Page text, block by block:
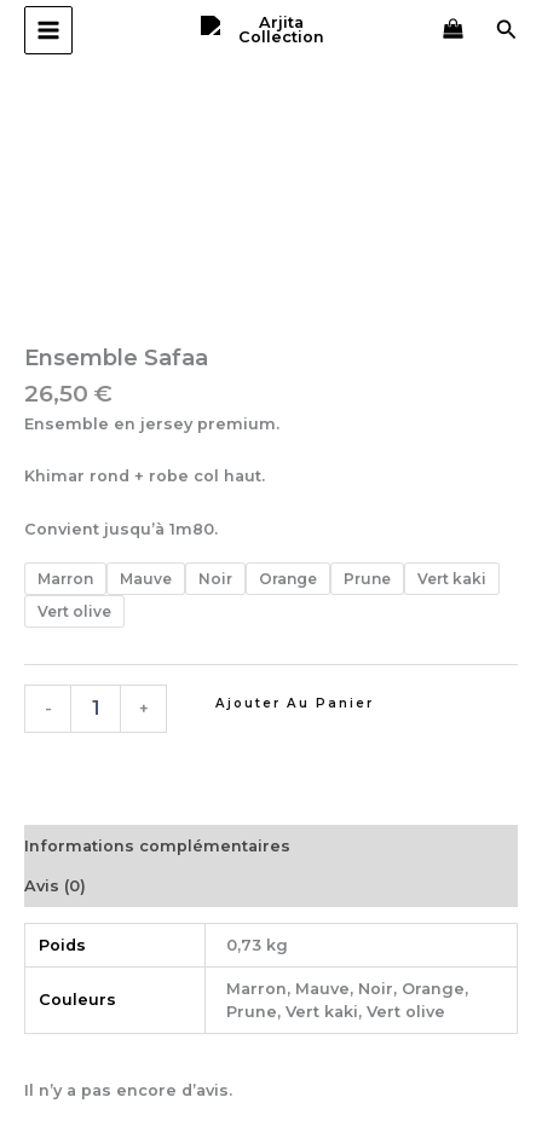
Aller
Ensemble Safaa
26,50 €
Ensemble en jersey premium.
Khimar rond + robe col haut.
Convient jusqu’à 1m80.
Marron Mauve Noir Orange Prune
Vert kaki
Vert olive
- + Ajouter Au Panier
Informations complémentaires
Avis (0)
Poids 0,73 kg
Couleurs
Marron, Mauve, Noir, Orange,
Prune, Vert kaki, Vert olive
Il n’y a pas encore d’avis.